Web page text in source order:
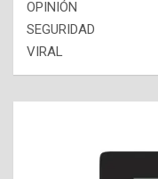
OPINIÓN
SEGURIDAD
VIRAL